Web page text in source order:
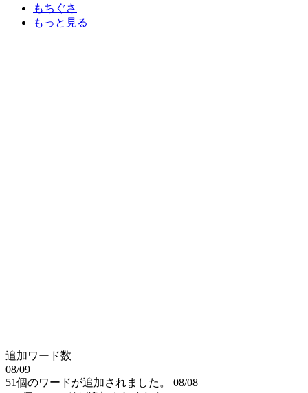
もちぐさ
もっと見る
追加ワード数
08/09
51個のワードが追加されました。
08/08